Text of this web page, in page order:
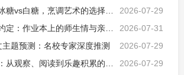
2026-07-29
2026-07-31
2026-07-29
题预测：名校专家深度推测
2026-07-29